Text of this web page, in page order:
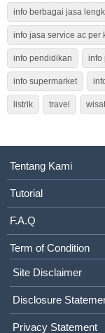
info berbagai jasa
info jasa service ac per
info pendidikan info
info supermarket
listrik travel
Tentang Kami
Tutorial
F.A.Q
Term of Condition
Site Disclaimer
Disclosure
Privacy Statement